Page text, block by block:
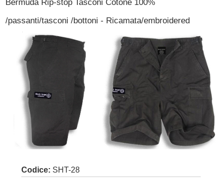
/passanti/tasconi /bottoni - Ricamata/embroidered
Codice: SHT-28